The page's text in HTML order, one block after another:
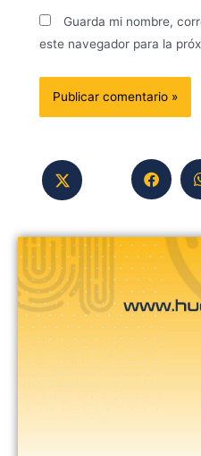
Guarda mi nombre,
este navegador para la